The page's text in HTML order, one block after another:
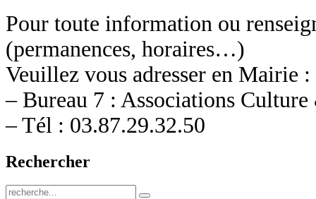
Pour toute information ou
(permanences, horaires…)
Veuillez vous adresser en Mairie :
– Bureau 7 : Associations
– Tél : 03.87.29.32.50
Rechercher